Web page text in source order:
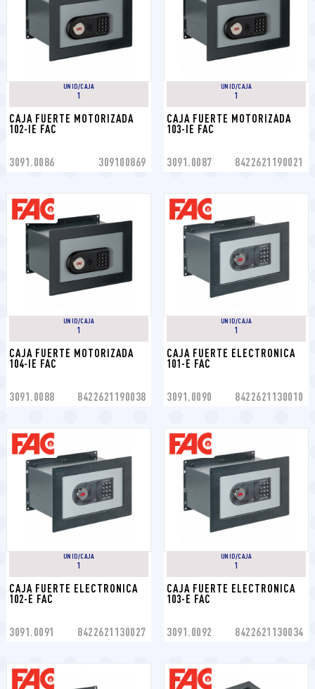
UNID/CAJA
1
CAJA FUERTE MOTORIZADA
102-IE FAC
3091.0086 309100869
UNID/CAJA
1
CAJA FUERTE MOTORIZADA
103-IE FAC
3091.0087 8422621190021
UNID/CAJA
1
CAJA FUERTE MOTORIZADA
104-IE FAC
3091.0088 8422621190038
UNID/CAJA
1
CAJA FUERTE ELECTRONICA
101-E FAC
3091.0090 8422621130010
UNID/CAJA
1
CAJA FUERTE ELECTRONICA
102-E FAC
3091.0091 8422621130027
UNID/CAJA
1
CAJA FUERTE ELECTRONICA
103-E FAC
3091.0092 8422621130034